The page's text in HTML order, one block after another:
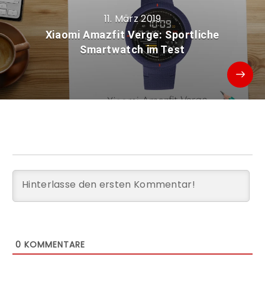
11. März 2019
Xiaomi Amazfit Verge: Sportliche
Smartwatch im Test
0 KOMMENTARE